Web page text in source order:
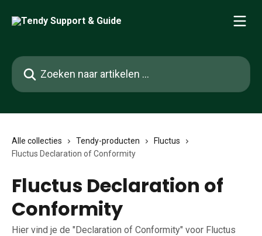
Zoeken naar artikelen ...
Alle collecties Tendy-producten
Fluctus
Fluctus Declaration of Conformity
Fluctus Declaration of
Conformity
Hier vind je de "Declaration of Conformity" voor Fluctus